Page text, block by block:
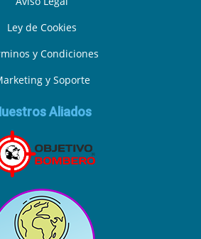
Ley de Cookies
y Condiciones
y Soporte
Aliados